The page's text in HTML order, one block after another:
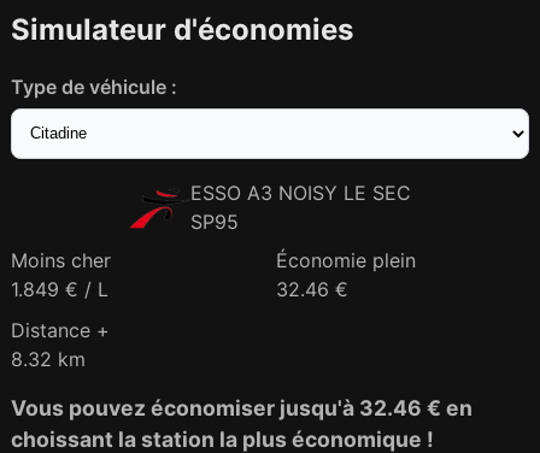
Simulateur d'économies
Type de véhicule :
ESSO A3 NOISY LE SEC
SP95
Moins cher
1.849 € / L
Économie plein
32.46 €
Distance +
8.32 km
Vous pouvez économiser jusqu'à 32.46 € en
choissant la station la plus économique !